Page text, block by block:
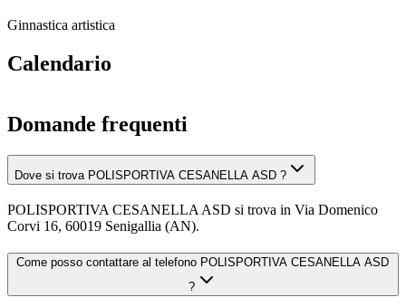
Ginnastica artistica
Calendario
Domande frequenti
Dove si trova POLISPORTIVA CESANELLA ASD ?
POLISPORTIVA CESANELLA ASD si trova in Via Domenico
Corvi 16, 60019 Senigallia (AN).
Come posso contattare al telefono POLISPORTIVA CESANELLA ASD
?